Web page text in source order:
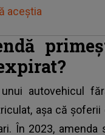
aceștia
unui autovehicul
așa că
În 2023,